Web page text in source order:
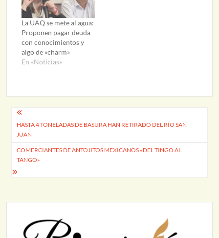
La UAQ se mete al agua:
Proponen pagar deuda
con conocimientos y
algo de «charm»
En «Noticias»
Navegación
de
entradas
HASTA 4 TONELADAS DE BASURA HAN RETIRADO DEL RÍO SAN
JUAN
COMERCIANTES DE ANTOJITOS MEXICANOS «DEL TINGO AL
TANGO»